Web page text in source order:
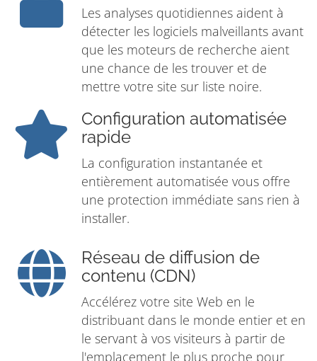
Les analyses quotidiennes aident à
détecter les logiciels malveillants avant
que les moteurs de recherche aient
une chance de les trouver et de
mettre votre site sur liste noire.
Configuration automatisée
rapide
La configuration instantanée et
entièrement automatisée vous offre
une protection immédiate sans rien à
installer.
Réseau de diffusion de
contenu (CDN)
Accélérez votre site Web en le
distribuant dans le monde entier et en
le servant à vos visiteurs à partir de
l'emplacement le plus proche pour